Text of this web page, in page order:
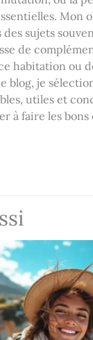
Mon
des sujets
de
habitation ou
blog, je
utiles et
à faire les bons